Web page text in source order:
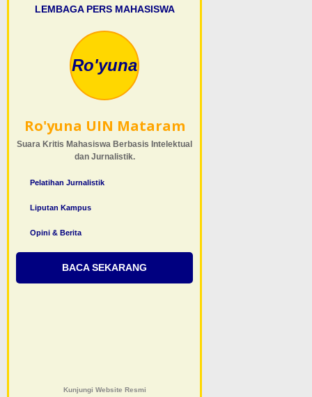
LEMBAGA PERS MAHASISWA
Ro'yuna
Ro'yuna UIN Mataram
Suara Kritis Mahasiswa Berbasis Intelektual
dan Jurnalistik.
Pelatihan Jurnalistik
Liputan Kampus
Opini & Berita
BACA SEKARANG
Kunjungi Website Resmi